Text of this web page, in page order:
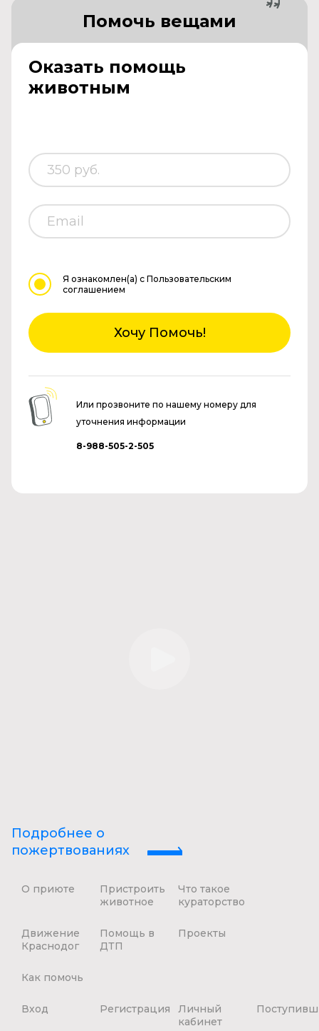
Оказать помощь
животным
Помочь вещами
Я ознакомлен(а) с Пользовательским
соглашением
Хочу Помочь!
Или прозвоните по нашему номеру для
уточнения информации
8-988-505-2-505
Подробнее о
пожертвованиях
О приюте
Пристроить
животное
Что такое
кураторство
Движение
Краснодог
Помощь в
ДТП
Проекты
Как помочь
Вход Регистрация
Личный
кабинет